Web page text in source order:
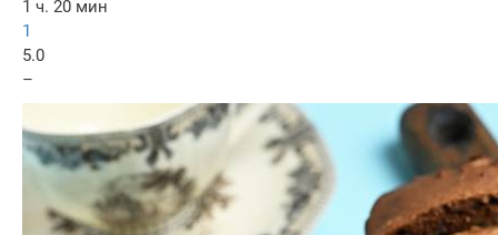
1 ч. 20 мин
1
5.0
–